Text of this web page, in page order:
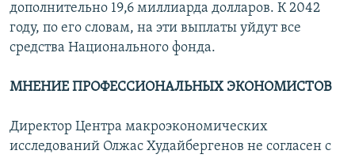
дополнительно 19,6 миллиарда долларов. К 2042
году, по его словам, на эти выплаты уйдут все
средства Национального фонда.
МНЕНИЕ ПРОФЕССИОНАЛЬНЫХ ЭКОНОМИСТОВ
Директор Центра макроэкономических
исследований Олжас Худайбергенов не согласен с